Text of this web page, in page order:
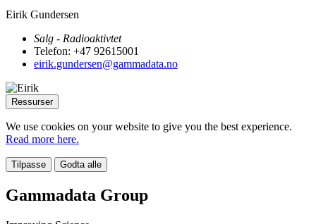
Eirik Gundersen
Salg - Radioaktivtet
Telefon: +47 92615001
eirik.gundersen@gammadata.no
Ressurser
We use cookies on your website to give you the best experience.
Read more here.
Tilpasse Godta alle
Gammadata Group